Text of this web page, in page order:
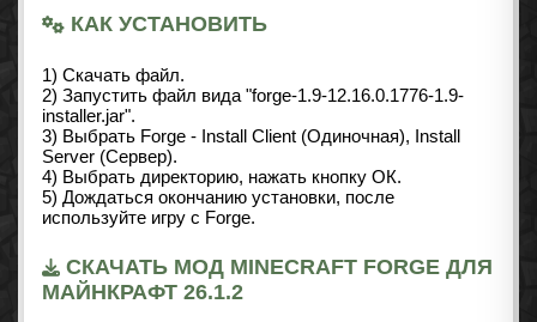
КАК УСТАНОВИТЬ
1) Скачать файл.
2) Запустить файл вида "forge-1.9-12.16.0.1776-1.9-
installer.jar".
3) Выбрать Forge - Install Client (Одиночная), Install
Server (Сервер).
4) Выбрать директорию, нажать кнопку ОК.
5) Дождаться окончанию установки, после
используйте игру с Forge.
СКАЧАТЬ МОД MINECRAFT FORGE ДЛЯ
МАЙНКРАФТ 26.1.2